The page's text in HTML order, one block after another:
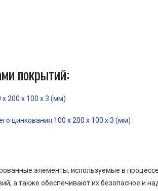
покрытий:
200 x 100 x 3 (мм)
цинкования 100 x 200 x 100 x 3 (мм)
элементы, используемые в
а также обеспечивают их безопасное и